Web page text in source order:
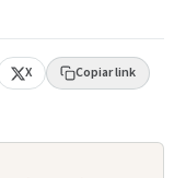
X Copiar link